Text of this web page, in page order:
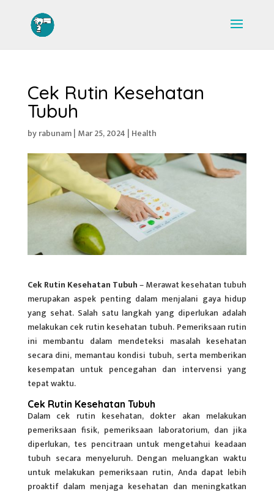
Cek Rutin Kesehatan
Tubuh
byrabunam| Mar 25, 2024 | Health
Cek Rutin Kesehatan Tubuh– Merawat kesehatan tubuh
merupakan aspek penting dalam menjalani gaya hidup
yang sehat. Salah satu langkah yang diperlukan adalah
melakukan cek rutin kesehatan tubuh. Pemeriksaan rutin
ini membantu dalam mendeteksi masalah kesehatan
secara dini, memantau kondisi tubuh, serta memberikan
kesempatan untuk pencegahan dan intervensi yang
tepat waktu.
Cek Rutin Kesehatan Tubuh
Dalam cek rutin kesehatan, dokter akan melakukan
pemeriksaan fisik, pemeriksaan laboratorium, dan jika
diperlukan, tes pencitraan untuk mengetahui keadaan
tubuh secara menyeluruh. Dengan meluangkan waktu
untuk melakukan pemeriksaan rutin, Anda dapat lebih
proaktif dalam menjaga kesehatan dan meningkatkan